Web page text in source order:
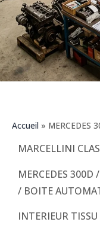
Accueil » MERCEDES
MARCELLINI
MERCEDES 300D
/ BOITE
INTERIEUR